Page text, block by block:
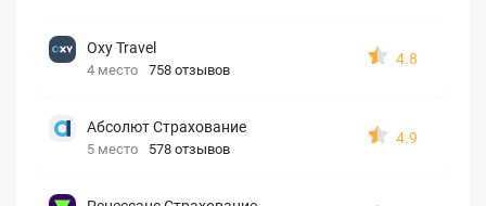
Oxy Travel
4 место 758 отзывов
4.8
Абсолют Страхование
5 место 578 отзывов
4.9